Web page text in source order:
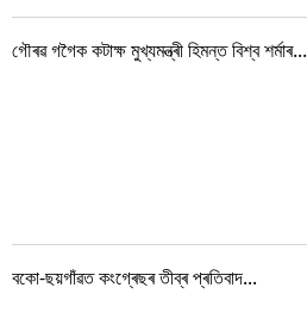
গৌৰৱ গগৈক কটাক্ষ মুখ্যমন্ত্ৰী হিমন্ত বিশ্ব শৰ্মাৰ...
বকো-ছয়গাঁৱত কংগ্ৰেছৰ তীব্ৰ প্ৰতিবাদ...